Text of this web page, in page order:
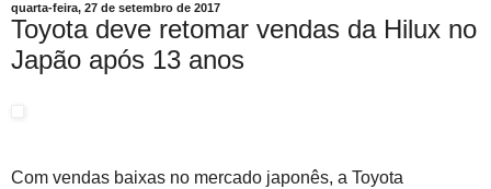
quarta-feira, 27 de setembro de 2017
Toyota deve retomar vendas da Hilux no
Japão após 13 anos
Com vendas baixas no mercado japonês, a Toyota